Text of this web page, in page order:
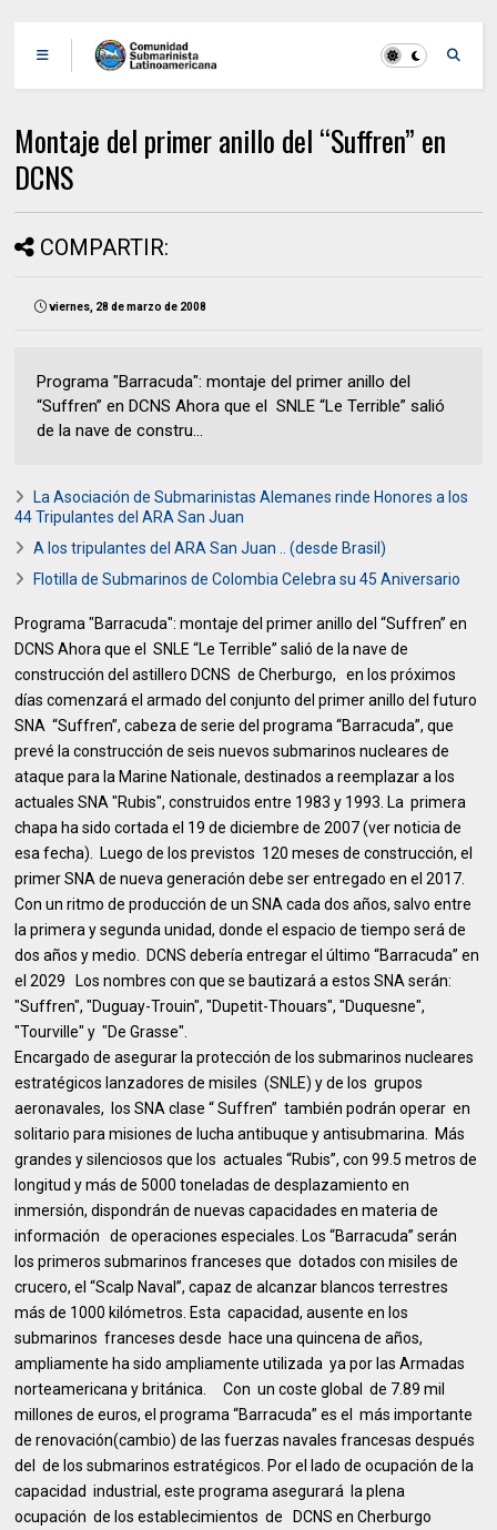
Montaje del primer anillo del “Suffren” en
DCNS
COMPARTIR:
viernes, 28 de marzo de 2008
Programa "Barracuda": montaje del primer anillo del
“Suffren” en DCNS Ahora que el SNLE “Le Terrible” salió
de la nave de constru...
La Asociación de Submarinistas Alemanes rinde Honores a los
44 Tripulantes del ARA San Juan
A los tripulantes del ARA San Juan .. (desde Brasil)
Flotilla de Submarinos de Colombia Celebra su 45 Aniversario
Programa "Barracuda": montaje del primer anillo del “Suffren” en
DCNS Ahora que el SNLE “Le Terrible” salió de la nave de
construcción del astillero DCNS de Cherburgo, en los próximos
días comenzará el armado del conjunto del primer anillo del futuro
SNA “Suffren”, cabeza de serie del programa “Barracuda”, que
prevé la construcción de seis nuevos submarinos nucleares de
ataque para la Marine Nationale, destinados a reemplazar a los
actuales SNA "Rubis", construidos entre 1983 y 1993. La primera
chapa ha sido cortada el 19 de diciembre de 2007 (ver noticia de
esa fecha). Luego de los previstos 120 meses de construcción, el
primer SNA de nueva generación debe ser entregado en el 2017.
Con un ritmo de producción de un SNA cada dos años, salvo entre
la primera y segunda unidad, donde el espacio de tiempo será de
dos años y medio. DCNS debería entregar el último “Barracuda” en
el 2029 Los nombres con que se bautizará a estos SNA serán:
"Suffren", "Duguay-Trouin", "Dupetit-Thouars", "Duquesne",
"Tourville" y "De Grasse".
Encargado de asegurar la protección de los submarinos nucleares
estratégicos lanzadores de misiles (SNLE) y de los grupos
aeronavales, los SNA clase “ Suffren” también podrán operar en
solitario para misiones de lucha antibuque y antisubmarina. Más
grandes y silenciosos que los actuales “Rubis”, con 99.5 metros de
longitud y más de 5000 toneladas de desplazamiento en
inmersión, dispondrán de nuevas capacidades en materia de
información de operaciones especiales. Los “Barracuda” serán
los primeros submarinos franceses que dotados con misiles de
crucero, el “Scalp Naval”, capaz de alcanzar blancos terrestres
más de 1000 kilómetros. Esta capacidad, ausente en los
submarinos franceses desde hace una quincena de años,
ampliamente ha sido ampliamente utilizada ya por las Armadas
norteamericana y británica. Con un coste global de 7.89 mil
millones de euros, el programa “Barracuda” es el más importante
de renovación(cambio) de las fuerzas navales francesas después
del de los submarinos estratégicos. Por el lado de ocupación de la
capacidad industrial, este programa asegurará la plena
ocupación de los establecimientos de DCNS en Cherburgo